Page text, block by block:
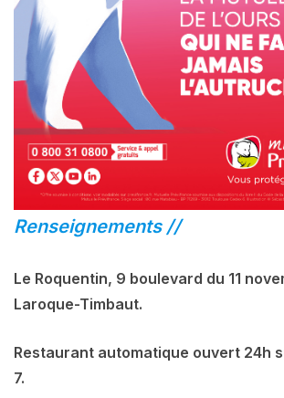
Renseignements //
Le Roquentin, 9 boulevard du 11
Laroque-Timbaut.
Restaurant automatique ouvert 24h
7.